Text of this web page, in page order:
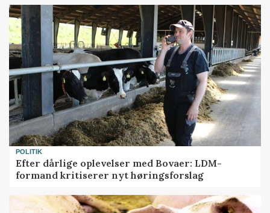
POLITIK
Efter dårlige oplevelser med Bovaer: LDM-
formand kritiserer nyt høringsforslag